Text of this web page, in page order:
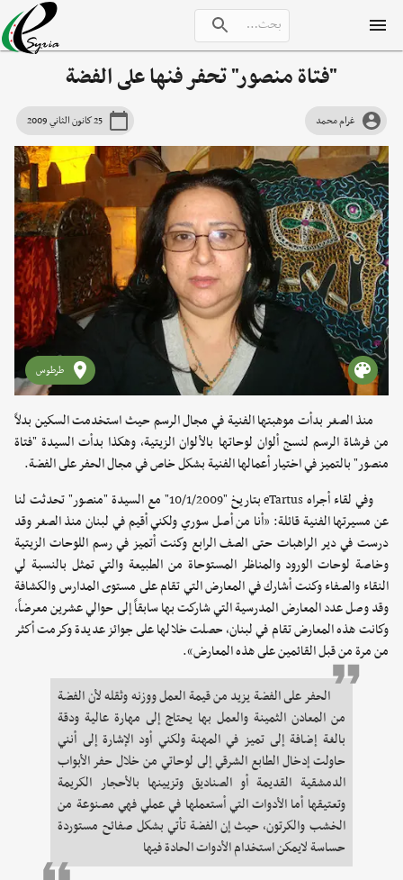
"فتاة منصور" تحفر فنها على الفضة
غرام محمد 25 كانون الثاني 2009
طرطوس
منذ الصغر بدأت موهبتها الفنية في مجال الرسم حيث استخدمت السكين بدلاً
من فرشاة الرسم لنسج ألوان لوحاتها بالألوان الزيتية، وهكذا بدأت السيدة "فتاة
منصور" بالتميز في اختيار أعمالها الفنية بشكل خاص في مجال الحفر على الفضة.
وفي لقاء أجراه eTartus بتاريخ "10/1/2009" مع السيدة "منصور" تحدثت لنا
عن مسيرتها الفنية قائلة: «أنا من أصل سوري ولكني أقيم في لبنان منذ الصغر وقد
درست في دير الراهبات حتى الصف الرابع وكنت أتميز في رسم اللوحات الزيتية
وخاصة لوحات الورود والمناظر المستوحاة من الطبيعة والتي تمثل بالنسبة لي
النقاء والصفاء وكنت أشارك في المعارض التي تقام على مستوى المدارس والكشافة
وقد وصل عدد المعارض المدرسية التي شاركت بها سابقاً إلى حوالي عشرين معرضاً،
وكانت هذه المعارض تقام في لبنان، حصلت خلالها على جوائز عديدة وكرمت أكثر
من مرة من قبل القائمين على هذه المعارض».
الحفر على الفضة يزيد من قيمة العمل ووزنه وثقله لأن الفضة
من المعادن الثمينة والعمل بها يحتاج إلى مهارة عالية ودقة
بالغة إضافة إلى تميز في المهنة ولكني أود الإشارة إلى أنني
حاولت إدخال الطابع الشرقي إلى لوحاتي من خلال حفر الأبواب
الدمشقية القديمة أو الصناديق وتزيينها بالأحجار الكريمة
وتعتيقها أما الأدوات التي أستعملها في عملي فهي مصنوعة من
الخشب والكرتون، حيث إن الفضة تأتي بشكل صفائح مستوردة
حساسة لايمكن استخدام الأدوات الحادة فيها